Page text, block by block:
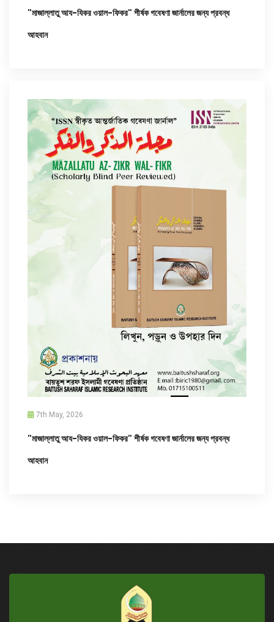
"মাজাল্লাতু আয-যিকর ওয়াল-ফিকর" শীর্ষক গবেষণা জার্নালের জন্য প্রবন্ধ
আহবান
7th May, 2026
"মাজাল্লাতু আয-যিকর ওয়াল-ফিকর" শীর্ষক গবেষণা জার্নালের জন্য প্রবন্ধ
আহবান